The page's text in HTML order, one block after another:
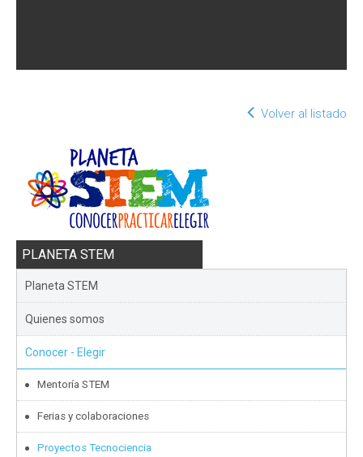
Volver al listado
PLANETA STEM
Planeta STEM
Quienes somos
Conocer - Elegir
Mentoría STEM
Ferias y colaboraciones
Proyectos Tecnociencia